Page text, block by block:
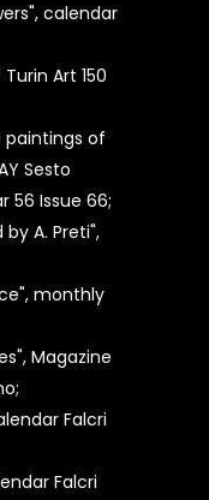
calendar
Turin Art 150
paintings of
Sesto
56 Issue 66;
A. Preti",
monthly
Magazine
Falcri
Falcri